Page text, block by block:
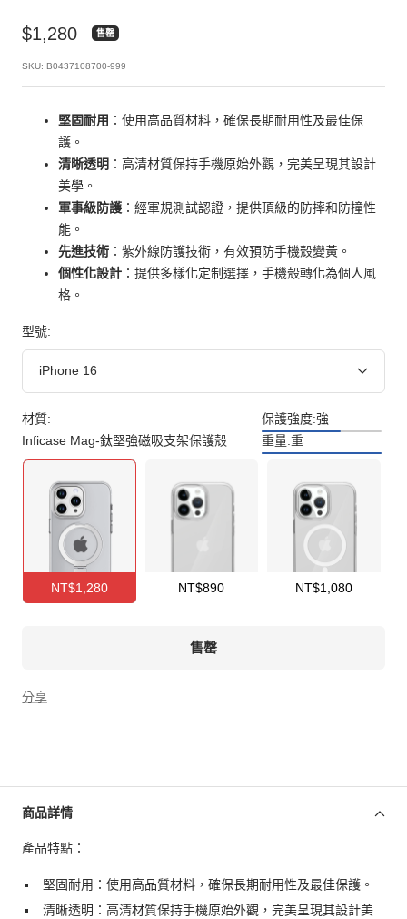
特
價
$1,280 售罄
SKU: B0437108700-999
堅固耐用 ：使用高品質材料，確保長期耐用性及最佳保
護。
清晰透明 ：高清材質保持手機原始外觀，完美呈現其設計
美學。
軍事級防護 ：經軍規測試認證，提供頂級的防摔和防撞性
能。
先進技術 ：紫外線防護技術，有效預防手機殼變黃。
個性化設計 ：提供多樣化定制選擇，手機殼轉化為個人風
格。
型號:
iPhone 16
材質:
Inficase Mag-鈦堅強磁吸支架保護殼
保護強度:強
重量:重
NT$1,280 NT$890 NT$1,080
售罄
分享
商品詳情
產品特點：
堅固耐用： 使用高品質材料，確保長期耐用性及最佳保護。
清晰透明： 高清材質保持手機原始外觀，完美呈現其設計美